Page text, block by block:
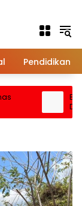
Pendidikan